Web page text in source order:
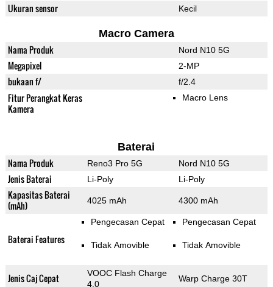
Ukuran sensor Kecil
Macro Camera
Nama Produk Nord N10 5G
Megapixel 2-MP
bukaan f/ f/2.4
Fitur Perangkat Keras
Kamera
Macro Lens
Baterai
Nama Produk Reno3 Pro 5G Nord N10 5G
Jenis Baterai Li-Poly Li-Poly
Kapasitas Baterai
(mAh)
4025 mAh 4300 mAh
Baterai Features
Pengecasan Cepat
Tidak Amovible
Pengecasan Cepat
Tidak Amovible
Jenis Caj Cepat
VOOC Flash Charge
4.0
Warp Charge 30T